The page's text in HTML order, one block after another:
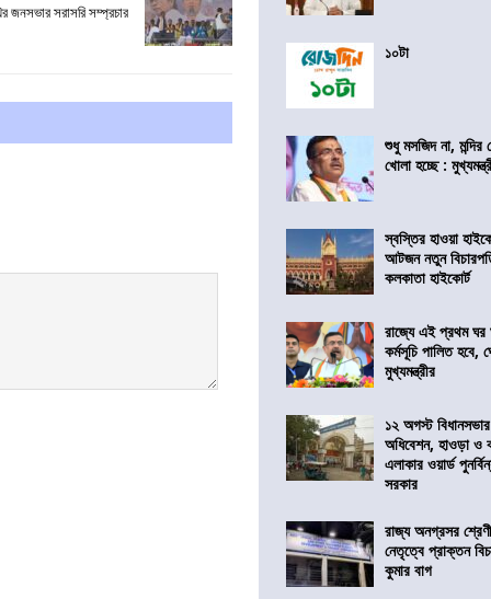
জনসভার সরাসরি সম্প্রচার
১০টা
শুধু মসজিদ না,
খোলা হচ্ছে :
স্বস্তির হাওয়া
আটজন নতুন
কলকাতা হাইকোর্ট
রাজ্যে এই প্রথম ঘর
কর্মসূচি পালিত হবে,
মুখ্যমন্ত্রীর
১২ অগস্ট
অধিবেশন, হাওড়া ও
এলাকার ওয়ার্ড
সরকার
রাজ্য অনগ্রসর
নেতৃত্বে প্রাক্তন
কুমার বাগ